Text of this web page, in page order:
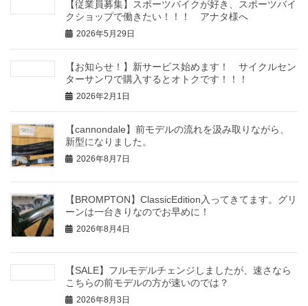
【従業員募集】スポーツバイクが好き、スポーツバイ
クショップで働きたい！！！ アナタ様へ
2026年5月29日
【お知らせ！】新サービス始めます！ サイクルセン
ターサンワで購入するとオトクです！！！
2026年2月1日
【cannondale】前モデルの流れを汲み取りながら、
新型になりました。
2026年8月7日
【BROMPTON】ClassicEdition入ってきてます。グリ
ーンは一台きりなのでお早めに！
2026年8月4日
【SALE】フルモデルチェンジしましたが、速さなら
こちらの前モデルの方が速いのでは？
2026年8月3日